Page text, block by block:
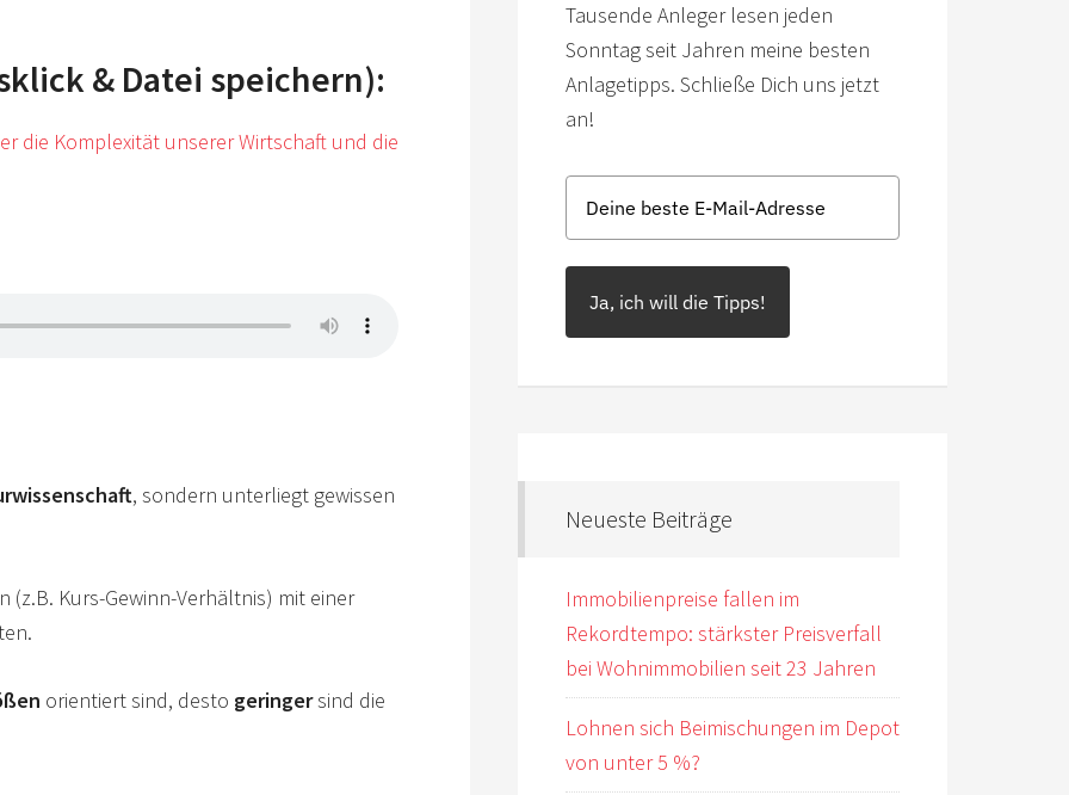
& Datei speichern):
die Komplexität unserer Wirtschaft und die
, sondern unterliegt gewissen
Kurs-Gewinn-Verhältnis) mit einer
orientiert sind, desto geringersind die
Tausende Anleger lesen jeden
Sonntag seit Jahren meine besten
Anlagetipps. Schließe Dich uns jetzt
an!
Ja, ich will die Tipps!
Neueste Beiträge
Immobilienpreise fallen im
Rekordtempo: stärkster Preisverfall
bei Wohnimmobilien seit 23 Jahren
Lohnen sich Beimischungen im Depot
von unter 5 %?